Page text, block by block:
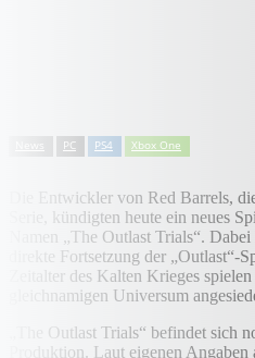
PC PS4 Xbox One
Die Entwickler von Red Barrels,
Serie, kündigten heute ein neues
Namen „The Outlast Trials“.
direkte Fortsetzung der „Outlast“-
Zeitalter des Kalten Krieges
gleichnamigen Universum
„The Outlast Trials“ befindet sich
Produktion. Laut eigenen